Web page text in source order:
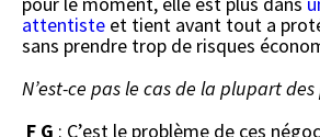
attentiste et tient avant tout a
sans prendre trop de risques
N’est-ce pas le cas de la plupart des
F G : C’est le problème de ces